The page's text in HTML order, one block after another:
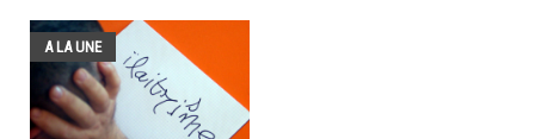
A LA UNE